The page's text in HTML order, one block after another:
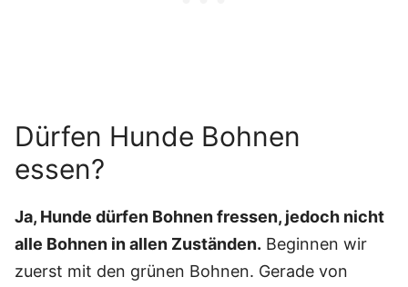
Dürfen Hunde Bohnen
essen?
Ja, Hunde dürfen Bohnen fressen, jedoch nicht
alle Bohnen in allen Zuständen. Beginnen wir
zuerst mit den grünen Bohnen. Gerade von